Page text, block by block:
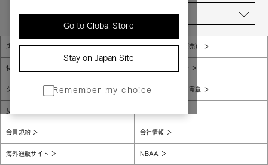
Go to Global Store
Stay on Japan Site
Remember my choice
当店について
店舗一覧 販売規約（店頭販売）
特定商取引法に基づく表示 個人情報保護方針
グローバルプライバシーポリシー コンプライアンス憲章
反社会的勢力に対する基本方針
会員規約 会社情報
海外通販サイト NBAA